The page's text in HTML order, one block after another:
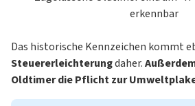
erkennbar
Das historische Kennzeichen kommt
Steuererleichterungdaher.
Oldtimer die Pflicht zur